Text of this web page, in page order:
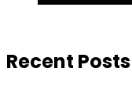
Recent Posts